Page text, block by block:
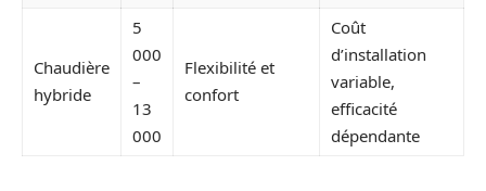
Chaudière
hybride
5
000
–
13
000
Flexibilité et
confort
Coût
d’installation
variable,
efficacité
dépendante